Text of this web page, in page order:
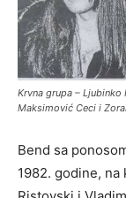
Krvna grupa –
Maksimović Ceci i
Bend sa
1982. godine,